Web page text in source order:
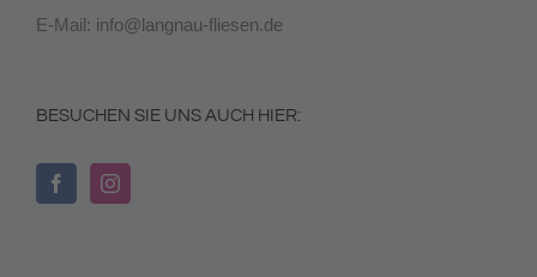
E-Mail: info@langnau-fliesen.de
BESUCHEN SIE UNS AUCH HIER: